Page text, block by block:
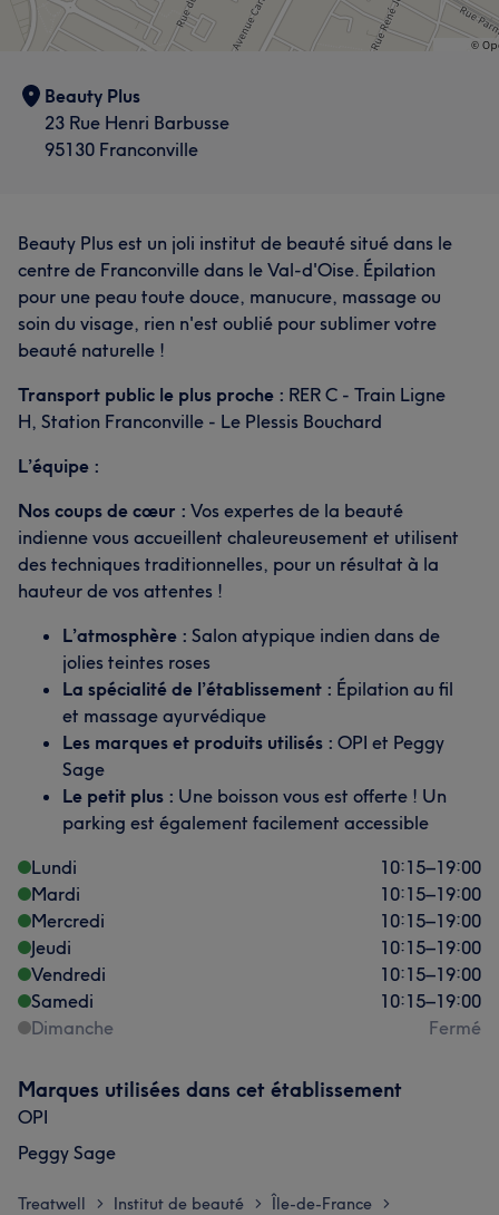
Beauty Plus
23 Rue Henri Barbusse
95130 Franconville
Beauty Plus est un joli institut de beauté situé dans le
centre de Franconville dans le Val-d'Oise. Épilation
pour une peau toute douce, manucure, massage ou
soin du visage, rien n'est oublié pour sublimer votre
beauté naturelle !
Transport public le plus proche : RER C - Train Ligne
H, Station Franconville - Le Plessis Bouchard
L’équipe :
Nos coups de cœur : Vos expertes de la beauté
indienne vous accueillent chaleureusement et utilisent
des techniques traditionnelles, pour un résultat à la
hauteur de vos attentes !
L’atmosphère : Salon atypique indien dans de
jolies teintes roses
La spécialité de l’établissement : Épilation au fil
et massage ayurvédique
Les marques et produits utilisés : OPI et Peggy
Sage
Le petit plus : Une boisson vous est offerte ! Un
parking est également facilement accessible
Lundi
10:15–19:00
Mardi
10:15–19:00
Mercredi
10:15–19:00
Jeudi
10:15–19:00
Vendredi
10:15–19:00
Samedi
10:15–19:00
Dimanche
Fermé
Marques utilisées dans cet établissement
OPI
Peggy Sage
Treatwell > Institut de beauté > Île-de-France >